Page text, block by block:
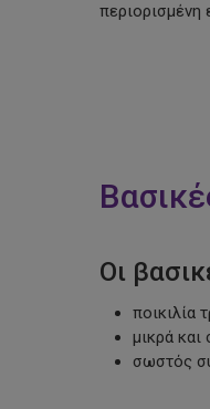
περιορισμένη
Οι
ποικιλία
μικρά και
σωστός